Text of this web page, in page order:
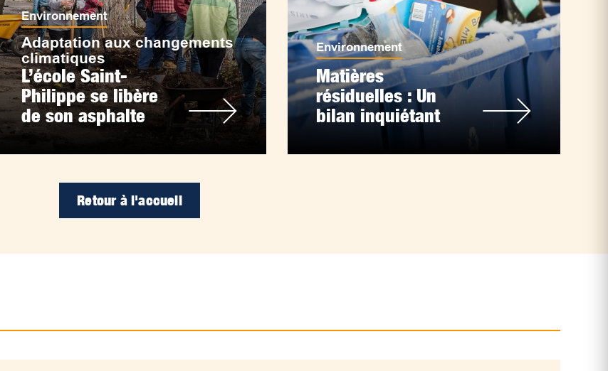
Environnement
Adaptation aux changements
climatiques
L’école Saint-
Philippe se libère
de son asphalte
Environnement
Matières
résiduelles : Un
bilan inquiétant
Retour à l'accueil